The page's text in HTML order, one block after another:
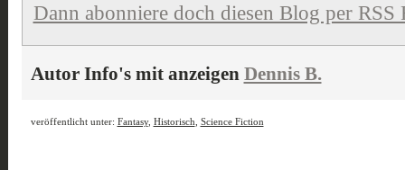
Dann abonniere doch diesen Blog per RSS
Autor Info's mit anzeigen Dennis B.
veröffentlicht unter: Fantasy, Historisch Science Fiction